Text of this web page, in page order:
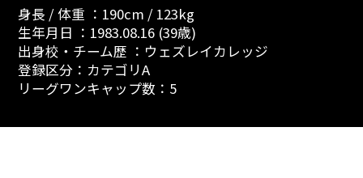
身長 / 体重 ：190cm / 123kg
生年月日 ：1983.08.16 (39歳)
出身校・チーム歴 ：ウェズレイカレッジ
登録区分：カテゴリA
リーグワンキャップ数：5